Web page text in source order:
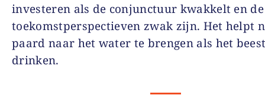
investeren als de conjunctuur kwakkelt en de
toekomstperspectieven zwak zijn. Het helpt
paard naar het water te brengen als het
drinken.